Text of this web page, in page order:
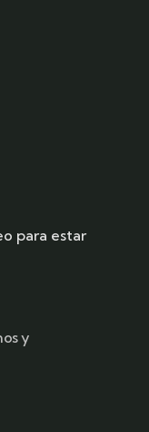
para estar
y